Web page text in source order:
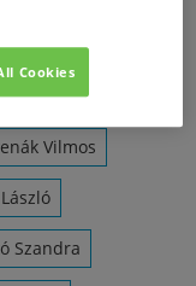
Emília
Anikó
Vilmos
Szandra
Cookies